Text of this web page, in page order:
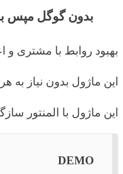
بدون گوگل مپس
بهبود روابط با مشتری و
این ماژول بدون نیاز به
این ماژول با المنتور
DEMO